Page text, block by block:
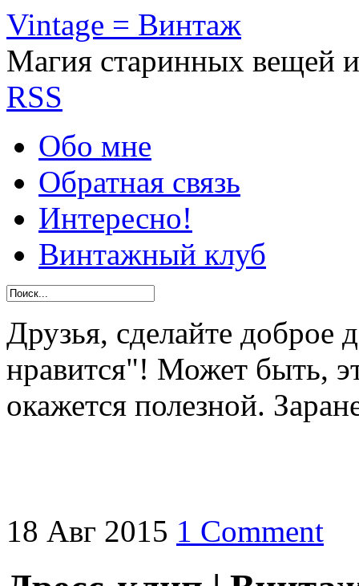
Vintage = Винтаж
Магия старинных вещей
RSS
Обо мне
Обратная связь
Интересно!
Винтажный клуб
Друзья, сделайте
нравится"! Может быть,
окажется полезной.
18 Авг 2015 1 Comment